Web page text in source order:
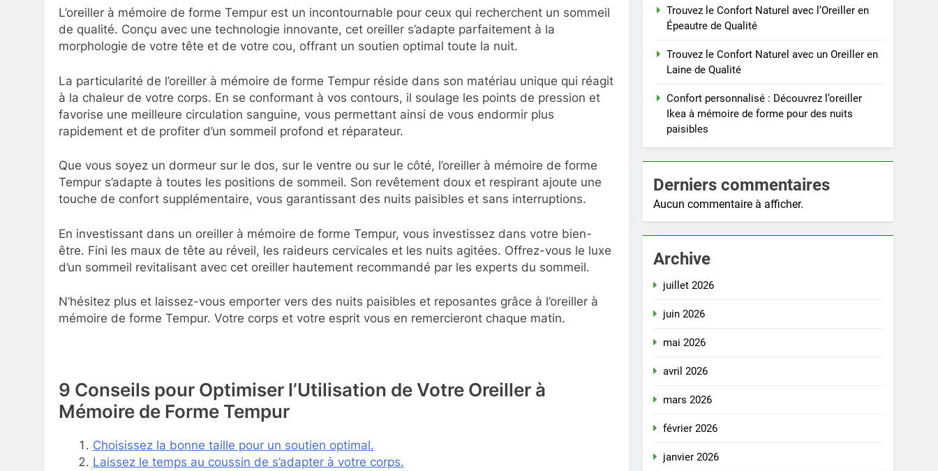
L’oreiller à mémoire de forme Tempur est un incontournable pour ceux qui recherchent un sommeil
de qualité. Conçu avec une technologie innovante, cet oreiller s’adapte parfaitement à la
morphologie de votre tête et de votre cou, offrant un soutien optimal toute la nuit.
La particularité de l’oreiller à mémoire de forme Tempur réside dans son matériau unique qui réagit
à la chaleur de votre corps. En se conformant à vos contours, il soulage les points de pression et
favorise une meilleure circulation sanguine, vous permettant ainsi de vous endormir plus
rapidement et de profiter d’un sommeil profond et réparateur.
Que vous soyez un dormeur sur le dos, sur le ventre ou sur le côté, l’oreiller à mémoire de forme
Tempur s’adapte à toutes les positions de sommeil. Son revêtement doux et respirant ajoute une
touche de confort supplémentaire, vous garantissant des nuits paisibles et sans interruptions.
En investissant dans un oreiller à mémoire de forme Tempur, vous investissez dans votre bien-
être. Fini les maux de tête au réveil, les raideurs cervicales et les nuits agitées. Offrez-vous le luxe
d’un sommeil revitalisant avec cet oreiller hautement recommandé par les experts du sommeil.
N’hésitez plus et laissez-vous emporter vers des nuits paisibles et reposantes grâce à l’oreiller à
mémoire de forme Tempur. Votre corps et votre esprit vous en remercieront chaque matin.
9 Conseils pour Optimiser l’Utilisation de Votre Oreiller à
Mémoire de Forme Tempur
Choisissez la bonne taille pour un soutien optimal.
Laissez le temps au coussin de s’adapter à votre corps.
Trouvez le Confort Naturel avec l’Oreiller en
Épeautre de Qualité
Trouvez le Confort Naturel avec un Oreiller en
Laine de Qualité
Confort personnalisé : Découvrez l’oreiller
Ikea à mémoire de forme pour des nuits
paisibles
Derniers commentaires
Aucun commentaire à afficher.
Archive
juillet 2026
juin 2026
mai 2026
avril 2026
mars 2026
février 2026
janvier 2026